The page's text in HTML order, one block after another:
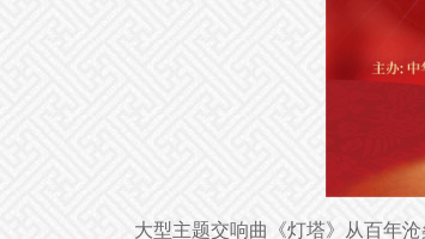
大型主题交响曲《灯塔》从百年